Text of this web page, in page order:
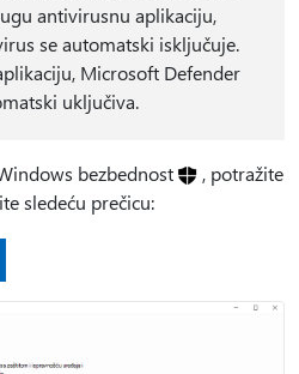
antivirusnu aplikaciju,
se automatski isključuje.
Microsoft Defender
uključiva.
bezbednost
, potražite
sledeću prečicu: